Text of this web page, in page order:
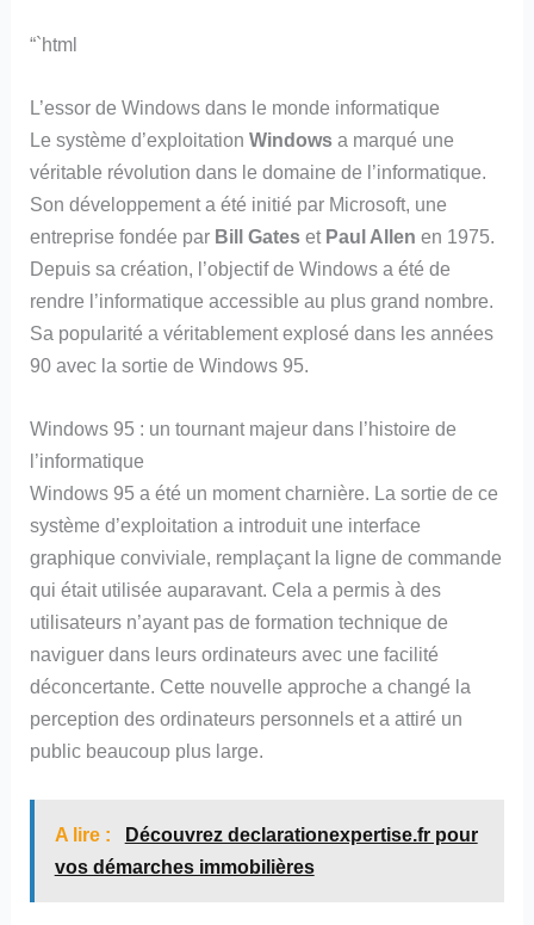
“`html
L’essor de Windows dans le monde informatique
Le système d’exploitationWindows a marqué une
véritable révolution dans le domaine de l’informatique.
Son développement a été initié par Microsoft, une
entreprise fondée par Bill Gates et Paul Allen en 1975.
Depuis sa création, l’objectif de Windows a été de
rendre l’informatique accessible au plus grand nombre.
Sa popularité a véritablement explosé dans les années
90 avec la sortie de Windows 95.
Windows 95 : un tournant majeur dans l’histoire de
l’informatique
Windows 95 a été un moment charnière. La sortie de ce
système d’exploitation a introduit une interface
graphique conviviale, remplaçant la ligne de commande
qui était utilisée auparavant. Cela a permis à des
utilisateurs n’ayant pas de formation technique de
naviguer dans leurs ordinateurs avec une facilité
déconcertante. Cette nouvelle approche a changé la
perception des ordinateurs personnels et a attiré un
public beaucoup plus large.
A lire :
Découvrez declarationexpertise.fr pour
vos démarches immobilières